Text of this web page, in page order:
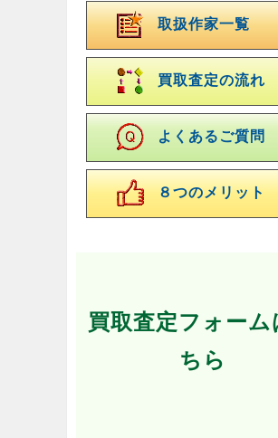
取扱作家一覧
買取査定の流れ
よくあるご質問
８つのメリット
買取査定フォーム
ちら